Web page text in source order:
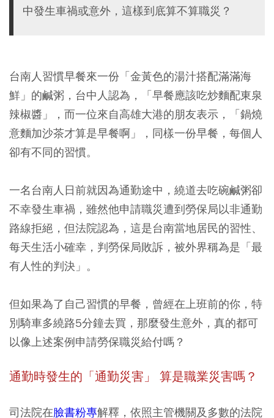
中發生車禍或意外，這樣到底算不算職災？
台南人習慣早餐來一份「金黃色的湯汁搭配滿滿海
鮮」的鹹粥，台中人認為，「早餐應該吃炒麵配東泉
辣椒醬」，​而一位來自高雄大港的朋友表示，「鍋燒
意麵加沙茶才算是早餐啊」，同樣一份早餐，每個人
卻有不同的習慣。
一名台南人日前就因為通勤途中，繞道去吃碗鹹粥卻
不幸發生車禍，雖然他申請職災遭到勞保局以非通勤
路線拒絕，但法院認為，這是台南當地居民的習性、
每天生活小確幸，判勞保局敗訴，被外界稱為是「最
有人性的判決」。
但如果為了自己習慣的早餐，曾經在上班前的你，特
別騎車多繞路5分鐘去買，那麼發生意外，真的都可
以像上述案例申請勞保職災給付嗎？
通勤時發生的「通勤災害」 算是職業災害嗎？​
司法院在臉書粉專解釋，依照主管機關及多數的法院